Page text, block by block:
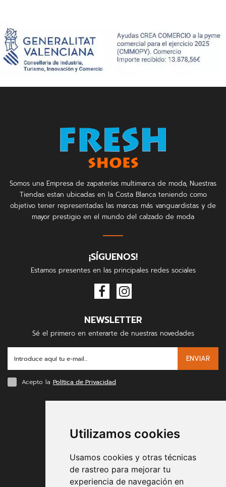
Utilizamos cookies
Usamos cookies y otras técnicas
de rastreo para mejorar tu
experiencia de navegación en
Somos una Empresa de zapaterías multimarca de moda, Nuestras
Tiendas estan ubicadas en la Costa Blanca teniendo como
objetivo tener representadas las marcas más vanguardistas y de
mayor prestigio en el mundo del calzado de moda
¡SÍGUENOS!
Estamos presentes en las principales redes sociales
NEWSLETTER
Sé el primero en enterarte de nuestras novedades
ENVIAR
Acepto la Política de Privacidad